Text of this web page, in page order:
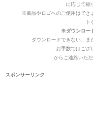
に応じて縮
※商品やロゴへのご使用はでき
ト
※ダウンロー
ダウンロードできない、ま
お手数ではござ
からご連絡いた
スポンサーリンク